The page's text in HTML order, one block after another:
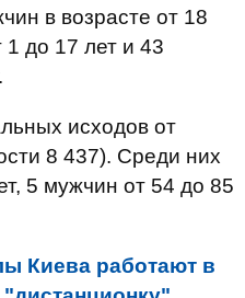
в возрасте от 18
1 до 17 лет и 43
исходов от
8 437). Среди них
5 мужчин от 54 до 85
Киева работают в